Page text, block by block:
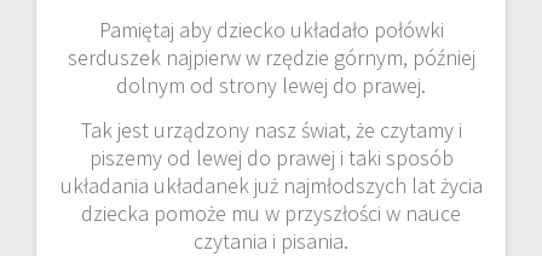
Pamiętaj aby dziecko układało połówki
serduszek najpierw w rzędzie górnym, później
dolnym od strony lewej do prawej.
Tak jest urządzony nasz świat, że czytamy i
piszemy od lewej do prawej i taki sposób
układania układanek już najmłodszych lat życia
dziecka pomoże mu w przyszłości w nauce
czytania i pisania.